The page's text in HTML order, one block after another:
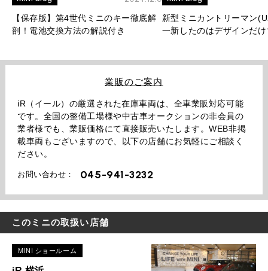
【保存版】第4世代ミニのキー徹底解
剖！電池交換方法の解説付き
新型ミニカントリーマン
一新したのはデザインだ
業販のご案内
iR（イール）の厳選された在庫車両は、全車業販対応可能
です。全国の整備工場様や中古車オークションの非会員の
業者様でも、業販価格にて直接販売いたします。WEB非掲
載車両もございますので、以下の店舗にお気軽にご相談く
ださい。
お問い合わせ： 045-941-3232
このミニの取扱い店舗
MINI ショールーム